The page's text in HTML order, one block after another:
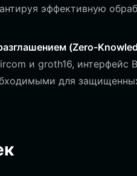
эффективную
(Zero-
и groth16, интерфейс
для